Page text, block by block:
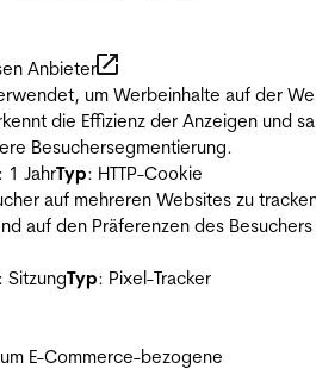
Anbieter
um Werbeinhalte auf der
die Effizienz der Anzeigen und
Besuchersegmentierung.
: 1 JahrTyp: HTTP-Cookie
auf mehreren Websites zu
auf den Präferenzen des Besuchers
: SitzungTyp: Pixel-Tracker
E-Commerce-bezogene